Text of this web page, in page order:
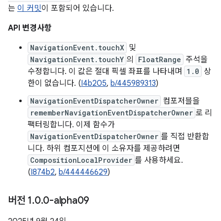
는 이 커밋이 포함되어 있습니다.
API 변경사항
NavigationEvent.touchX 및
NavigationEvent.touchY 의 FloatRange 주석을
수정합니다. 이 값은 절대 픽셀 좌표를 나타내며
1.0 상
한이 없습니다. (I4b205, b/445989313)
NavigationEventDispatcherOwner 컴포저블을
rememberNavigationEventDispatcherOwner 로 리
팩터링합니다. 이제 함수가
NavigationEventDispatcherOwner 를 직접 반환합
니다. 하위 컴포지션에 이 소유자를 제공하려면
CompositionLocalProvider 를 사용하세요.
(I874b2, b/444446629)
버전 1.0.0-alpha09